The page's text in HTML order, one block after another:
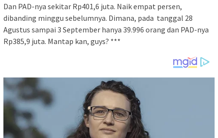
Dan PAD-nya sekitar Rp401,6 juta. Naik empat persen,
dibanding minggu sebelumnya. Dimana, pada tanggal 28
Agustus sampai 3 September hanya 39.996 orang dan PAD-nya
Rp385,9 juta. Mantap kan, guys? ***